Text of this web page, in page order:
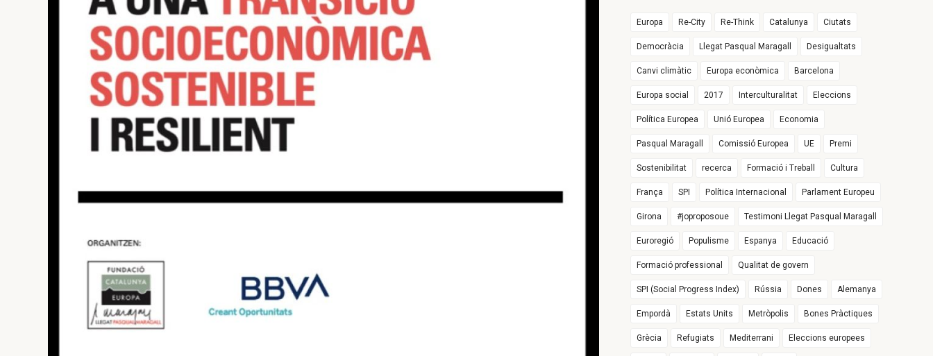
Europa Re-City Re-Think Catalunya Ciutats
Democràcia Llegat Pasqual Maragall Desigualtats
Canvi climàtic Europa econòmica Barcelona
Europa social 2017 Interculturalitat Eleccions
Política Europea Unió Europea Economia
Pasqual Maragall Comissió Europea UE Premi
Sostenibilitat recerca Formació i Treball Cultura
França SPI Política Internacional Parlament Europeu
Girona #joproposoue Testimoni Llegat Pasqual Maragall
Euroregió Populisme Espanya Educació
Formació professional Qualitat de govern
SPI (Social Progress Index) Rússia Dones Alemanya
Empordà Estats Units Metròpolis Bones Pràctiques
Grècia Refugiats Mediterrani Eleccions europees